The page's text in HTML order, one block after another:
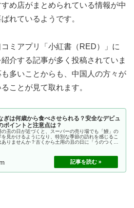
め店がまとめられている情報が中
れているようです。
ミアプリ「小紅書（RED）」に
介する記事が多く投稿されていま
多いことからも、中国人の方々が
ことが見て取れます。
ぎは何歳から食べさせられる？安全なデビュ
ポイントと注意点は？
の丑の日が近づくと、スーパーの売り場でも「鰻」の
を見かけるようになり、特別な季節の訪れを感じるこ
ありませんか？古くから土用の丑の日に「うのつく食